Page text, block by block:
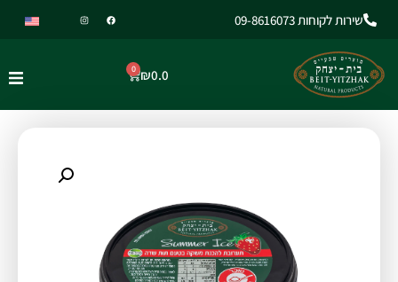
שירות לקוחות 09-8616073
₪0.0
0